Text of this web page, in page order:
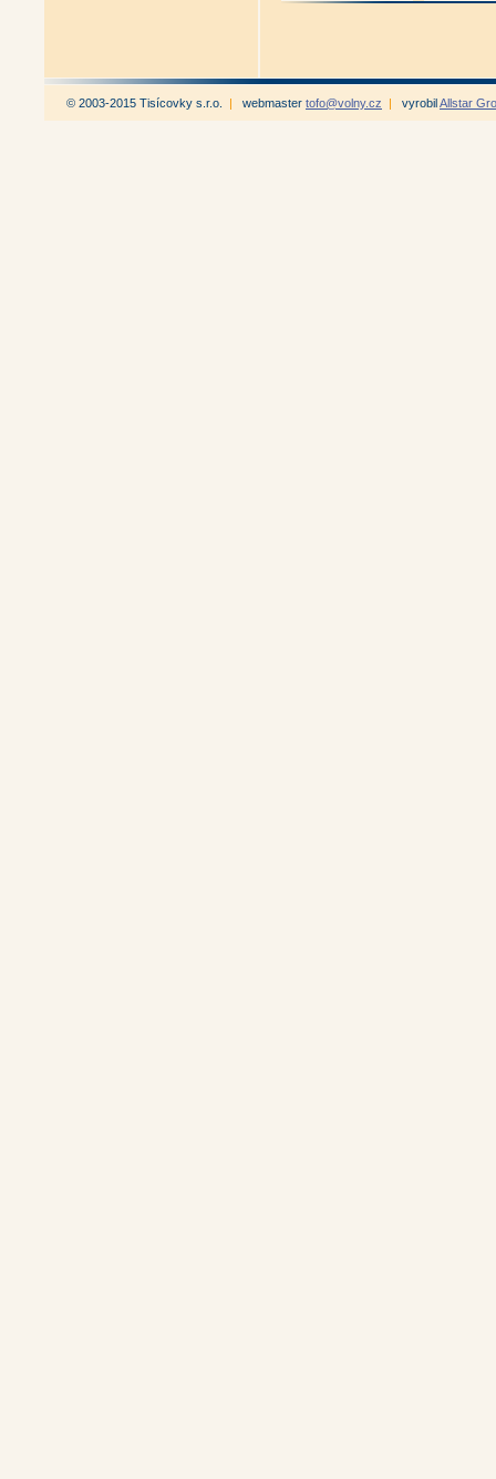
© 2003-2015 Tisícovky s.r.o. | webmaster tofo@volny.cz | vyrobilAllstar